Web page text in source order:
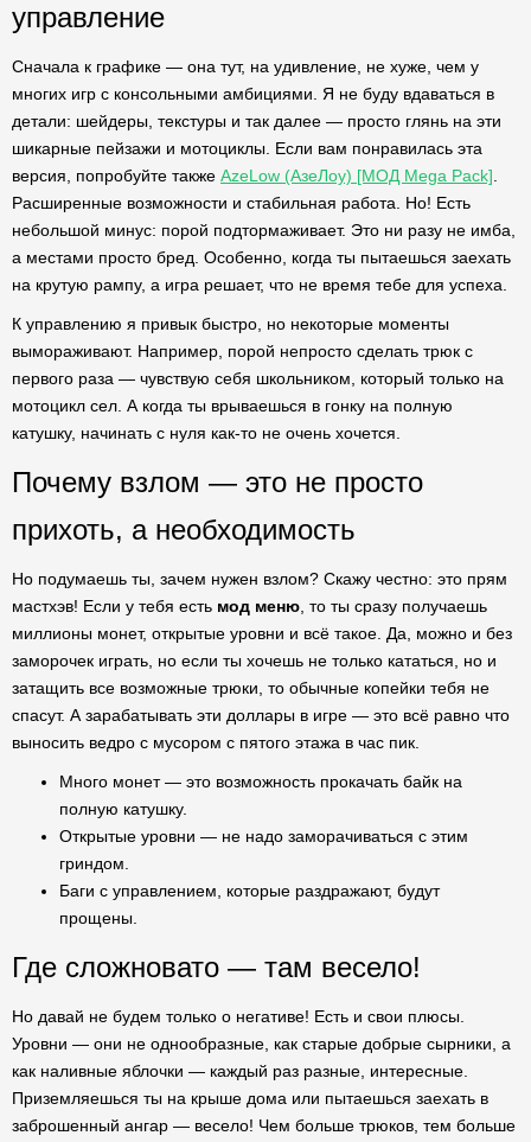
управление
Сначала к графике — она тут, на удивление, не хуже, чем у
многих игр с консольными амбициями. Я не буду вдаваться в
детали: шейдеры, текстуры и так далее — просто глянь на эти
шикарные пейзажи и мотоциклы. Если вам понравилась эта
версия, попробуйте также AzeLow (АзеЛоу) [МОД Mega Pack]
Расширенные возможности и стабильная работа. Но! Есть
небольшой минус: порой подтормаживает. Это ни разу не имба,
а местами просто бред. Особенно, когда ты пытаешься заехать
на крутую рампу, а игра решает, что не время тебе для успеха.
К управлению я привык быстро, но некоторые моменты
вымораживают. Например, порой непросто сделать трюк с
первого раза — чувствую себя школьником, который только на
мотоцикл сел. А когда ты врываешься в гонку на полную
катушку, начинать с нуля как-то не очень хочется.
Почему взлом — это не просто
прихоть, а необходимость
Но подумаешь ты, зачем нужен взлом? Скажу честно: это прям
мастхэв! Если у тебя есть мод меню , то ты сразу получаешь
миллионы монет, открытые уровни и всё такое. Да, можно и без
заморочек играть, но если ты хочешь не только кататься, но и
затащить все возможные трюки, то обычные копейки тебя не
спасут. А зарабатывать эти доллары в игре — это всё равно что
выносить ведро с мусором с пятого этажа в час пик.
Много монет — это возможность прокачать байк на
полную катушку.
Открытые уровни — не надо заморачиваться с этим
гриндом.
Баги с управлением, которые раздражают, будут
прощены.
Где сложновато — там весело!
Но давай не будем только о негативе! Есть и свои плюсы.
Уровни — они не однообразные, как старые добрые сырники, а
как наливные яблочки — каждый раз разные, интересные.
Приземляешься ты на крыше дома или пытаешься заехать в
заброшенный ангар — весело! Чем больше трюков, тем больше